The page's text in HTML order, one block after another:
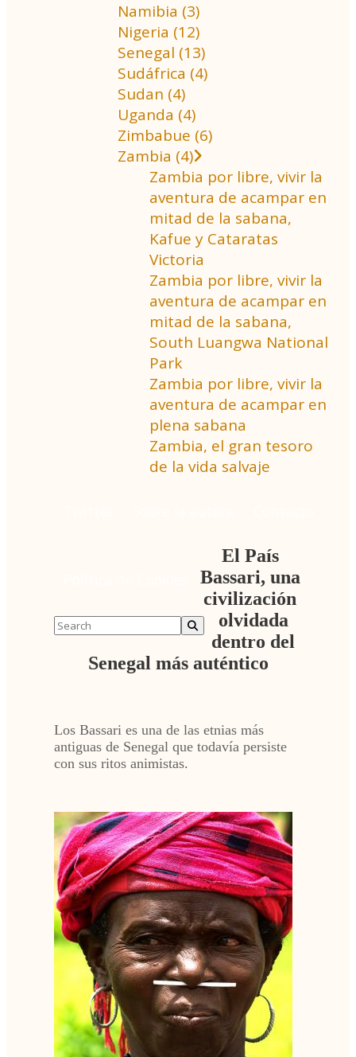
Namibia (3)
Nigeria (12)
Senegal (13)
Sudáfrica (4)
Sudan (4)
Uganda (4)
Zimbabue (6)
Zambia (4)
Zambia por libre, vivir la
aventura de acampar en
mitad de la sabana,
Kafue y Cataratas
Victoria
Zambia por libre, vivir la
aventura de acampar en
mitad de la sabana,
South Luangwa National
Park
Zambia por libre, vivir la
aventura de acampar en
plena sabana
Zambia, el gran tesoro
de la vida salvaje
El País
Bassari, una
civilización
olvidada
dentro del
Senegal más auténtico
Los Bassari es una de las etnias más
antiguas de Senegal que todavía persiste
con sus ritos animistas.